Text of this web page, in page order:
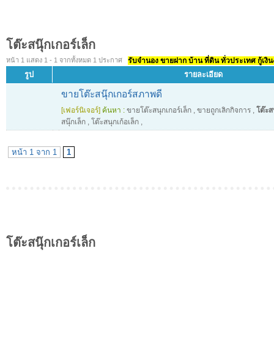
โต๊ะสนุ๊กเกอร์เล็ก
หน้า 1 แสดง 1 - 1 จากทั้งหมด 1 ประกาศ รับจำนอง ขายฝาก บ้าน ที่ดิน ทั่วประเทศ กู้เงิ
รูป รายละเอียด
ขายโต๊ะสนุ๊กเกอร์สภาพดี
[เฟอร์นิเจอร์] ค้นหา : ขายโต๊ะสนุกเกอร์เล็ก , ขายถูกเลิกกิจการ , โต๊ะส
สนุ๊กเล็ก , โต๊ะสนุกเก้อเล็ก ,
หน้า 1 จาก 1 1
โต๊ะสนุ๊กเกอร์เล็ก